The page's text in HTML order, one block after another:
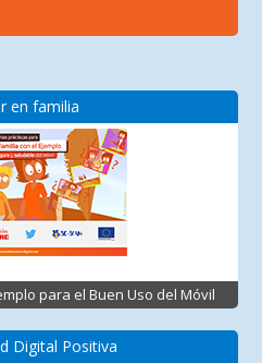
en familia
para el Buen Uso del Móvil
Digital Positiva